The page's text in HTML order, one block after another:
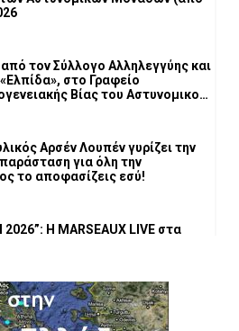
τον Σύλλογο Αλληλεγγύης και
στο Γραφείο
Βίας του Αστυνομικού
Αρσέν Λουπέν γυρίζει την
για όλη την
το τέλος το αποφασίζεις εσύ!
Η MARSEAUX LIVE στα
του Πανεπιστημίου
HanoiUniversity